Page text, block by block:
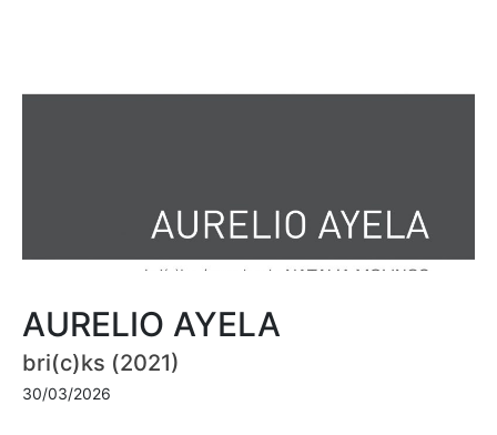
AURELIO AYELA
bri(c)ks (2021)
30/03/2026